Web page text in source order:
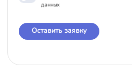
данных
Оставить заявку